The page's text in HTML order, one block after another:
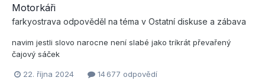
Motorkáři
farkyostrava odpověděl na téma v Ostatní diskuse a zábava
navim jestli slovo narocne není slabé jako tríkrát převařený
čajový sáček
22. října 2024 14 677 odpovědí